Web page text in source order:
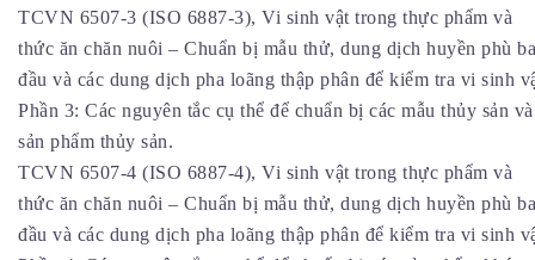
TCVN 6507-3 (ISO 6887-3), Vi sinh vật trong thực phẩm và
thức ăn chăn nuôi – Chuẩn bị mẫu thử, dung dịch huyền phù
đầu và các dung dịch pha loãng thập phân để kiểm tra vi sinh
Phần 3: Các nguyên tắc cụ thể để chuẩn bị các mẫu thủy sản và
sản phẩm thủy sản.
TCVN 6507-4 (ISO 6887-4), Vi sinh vật trong thực phẩm và
thức ăn chăn nuôi – Chuẩn bị mẫu thử, dung dịch huyền phù
đầu và các dung dịch pha loãng thập phân để kiểm tra vi sinh